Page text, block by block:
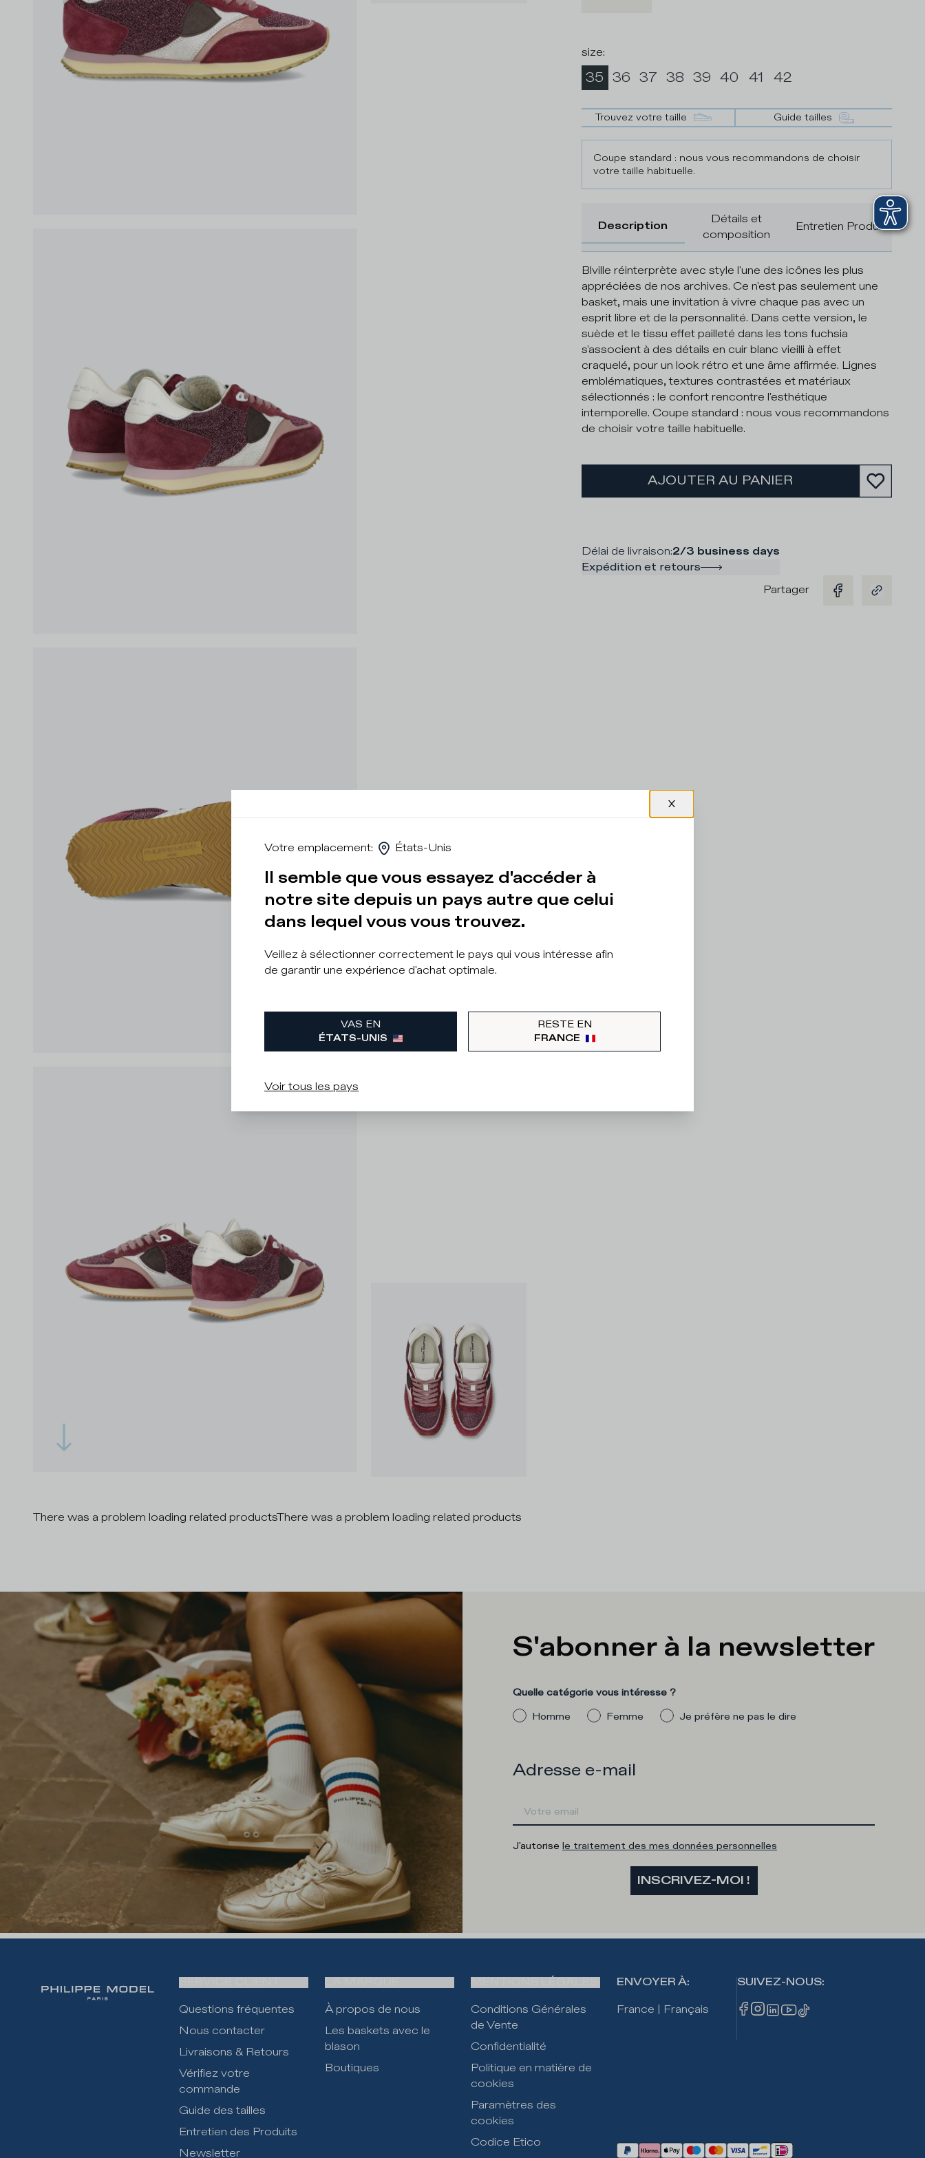
size:
35 36 37 38 39 40 41 42
Trouvez votre taille Guide tailles
Coupe standard : nous vous recommandons de choisir
votre taille habituelle.
Description
Détails et
composition
Entretien Produit
Blville réinterprète avec style l'une des icônes les plus
appréciées de nos archives. Ce n'est pas seulement une
basket, mais une invitation à vivre chaque pas avec un
esprit libre et de la personnalité. Dans cette version, le
suède et le tissu effet pailleté dans les tons fuchsia
s'associent à des détails en cuir blanc vieilli à effet
craquelé, pour un look rétro et une âme affirmée. Lignes
emblématiques, textures contrastées et matériaux
sélectionnés : le confort rencontre l'esthétique
intemporelle. Coupe standard : nous vous recommandons
de choisir votre taille habituelle.
AJOUTER AU PANIER
Délai de livraison:2/3 business days
Expédition et retours
Partager
There was a problem loading related productsThere was a problem loading related products
S'abonner à la newsletter
Quelle catégorie vous intéresse ?
Homme
Femme Je préfère ne pas le dire
Adresse e-mail
J'autorise le traitement des mes données personnelles
INSCRIVEZ-MOI !
Questions fréquentes
Nous contacter
Livraisons & Retours
Vérifiez votre
commande
Guide des tailles
Entretien des Produits
Newsletter
À propos de nous
Les baskets avec le
blason
Boutiques
Conditions Générales
de Vente
Confidentialité
Politique en matière de
cookies
Paramètres des
cookies
Codice Etico
ENVOYER À:
France
Français
SUIVEZ-NOUS:
Votre emplacement: États-Unis
Il semble que vous essayez d'accéder à
notre site depuis un pays autre que celui
dans lequel vous vous trouvez.
Veillez à sélectionner correctement le pays qui vous intéresse afin
de garantir une expérience d'achat optimale.
VAS EN
ÉTATS-UNIS
RESTE EN
FRANCE
Voir tous les pays